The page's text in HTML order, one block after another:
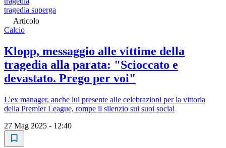
tragedia superga
Articolo
Calcio
Klopp, messaggio alle vittime della
tragedia alla parata: "Scioccato e
devastato. Prego per voi"
L'ex manager, anche lui presente alle celebrazioni per la vittoria
della Premier League, rompe il silenzio sui suoi social
27 Mag 2025 - 12:40